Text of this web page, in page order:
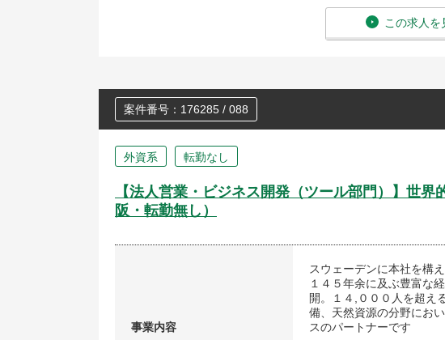
この求人を
案件番号：176285 / 088
外資系 転勤なし
【法人営業・ビジネス開発（ツール部門）】世
阪・転勤無し）
事業内容
スウェーデンに本社を構
１４５年余に及ぶ豊富な
開。１４,０００人を超え
備、天然資源の分野にお
スのパートナーです